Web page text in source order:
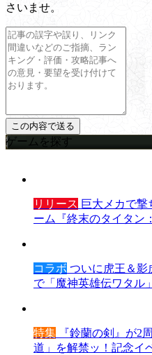
さいませ。
ゲームを探す
リリース 巨大メカで
ーム『終末のタイタン
コラボ ついに虎王＆影
で「魔神英雄伝ワタル
特集 『鈴蘭の剣』が2
道」を解禁ッ！記念イ